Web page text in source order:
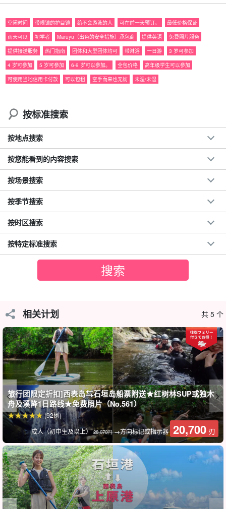
可体验的活动
○SUP
○ 划独木舟
浮潜。
(海滩入口）。
XX 徒步旅行。
由布岛旅游。
日落之旅
夜间游览。
* 该领域由导游而非该领域包办。
⬇︎ 这里提供半天包机计划： ⬇︎
西表岛/半日游]私人导游豪华VIP包车计划灵活的支援◎
所要时间：约 3 小时。
70,000 日元。
它可用于各种场合，从小型团体到团体旅游。
为...
◆ 那些希望私下留下重要回忆的人。
◆ 那些想独自嬉戏的人。
参加毕业旅行和家庭旅行等大型团体前往西表岛的游客。
空闲时间 带眼镜的护目镜 给不会游泳的人 可在前一天预订。
最低价格保证
雨天可以
初学者 Maruyu（出色的安全措施）承包商 提供英语
免费照片服务
提供接送服务
热门指南 团体和大型团体均可 带淋浴 一日游
3 岁可参加
4 岁可参加
5 岁可参加 6-9 岁可以参加。 全包价格
高年级学生可以参加
可使用当地信用卡付款
可以包租 空手而来也无妨 未湿/未湿
按标准搜索
按地点搜索
按您能看到的内容搜索
按场景搜索
按季节搜索
按时区搜索
按特定标准搜索
相关计划 共 5 个
旅行团限定折扣]西表岛⇆石垣岛船票附送★红树林SUP或独木
舟及溪降1日路线★免费照片（No.561）
成人（初中生及以上）28,070円→方向标记或指示器 20,700 刃
(92例)